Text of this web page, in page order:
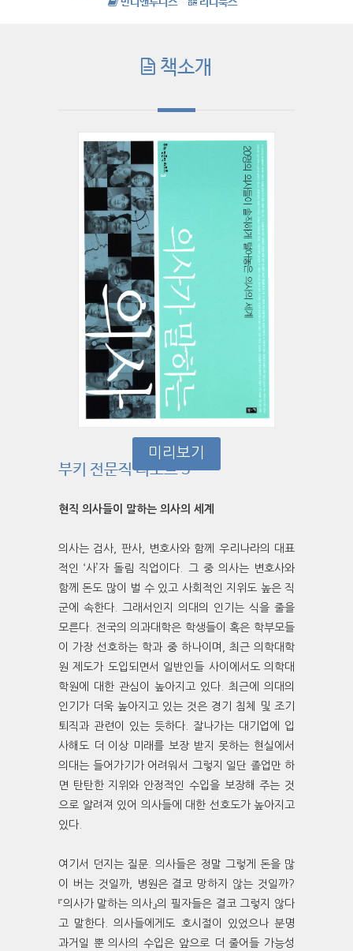
책소개
미리보기
부키 전문직 리포트 3
현직 의사들이 말하는 의사의 세계
의사는 검사, 판사, 변호사와 함께 우리나라의 대표
적인 ‘사’자 돌림 직업이다. 그 중 의사는 변호사와
함께 돈도 많이 벌 수 있고 사회적인 지위도 높은 직
군에 속한다. 그래서인지 의대의 인기는 식을 줄을
모른다. 전국의 의과대학은 학생들이 혹은 학부모들
이 가장 선호하는 학과 중 하나이며, 최근 의학대학
원 제도가 도입되면서 일반인들 사이에서도 의학대
학원에 대한 관심이 높아지고 있다. 최근에 의대의
인기가 더욱 높아지고 있는 것은 경기 침체 및 조기
퇴직과 관련이 있는 듯하다. 잘나가는 대기업에 입
사해도 더 이상 미래를 보장 받지 못하는 현실에서
의대는 들어가기가 어려워서 그렇지 일단 졸업만 하
면 탄탄한 지위와 안정적인 수입을 보장해 주는 것
으로 알려져 있어 의사들에 대한 선호도가 높아지고
있다.
여기서 던지는 질문. 의사들은 정말 그렇게 돈을 많
이 버는 것일까, 병원은 결코 망하지 않는 것일까?
『의사가 말하는 의사』의 필자들은 결코 그렇지 않다
고 말한다. 의사들에게도 호시절이 있었으나 분명
과거일 뿐 의사의 수입은 앞으로 더 줄어들 가능성